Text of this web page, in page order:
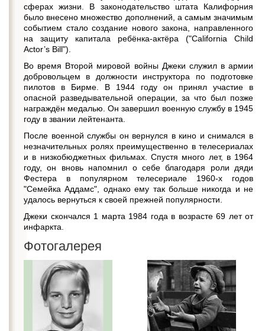
сферах жизни. В законодательство штата Калифорния
было внесено множество дополнений, а самым значимым
событием стало создание нового закона, направленного
на защиту капитала ребёнка-актёра ("California Child
Actor’s Bill").
Во время Второй мировой войны Джеки служил в армии
добровольцем в должности инструктора по подготовке
пилотов в Бирме. В 1944 году он принял участие в
опасной разведывательной операции, за что был позже
награждён медалью. Он завершил военную службу в 1945
году в звании лейтенанта.
После военной службы он вернулся в кино и снимался в
незначительных ролях преимущественно в телесериалах
и в низкобюджетных фильмах. Спустя много лет, в 1964
году, он вновь напомнил о себе благодаря роли дяди
Фестера в популярном телесериале 1960-х годов
"Семейка Аддамс", однако ему так больше никогда и не
удалось вернуться к своей прежней популярности.
Джеки скончался 1 марта 1984 года в возрасте 69 лет от
инфаркта.
Фотогалерея